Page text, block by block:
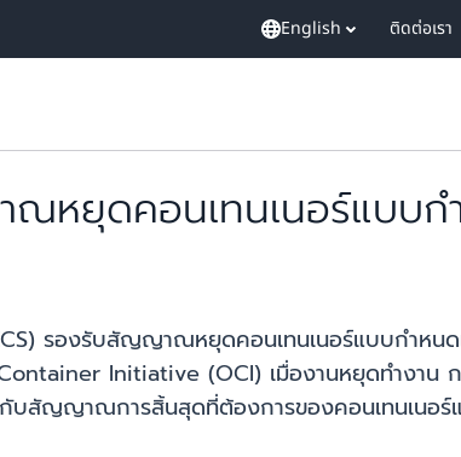
English ติดต่อเรา
หยุดคอนเทนเนอร์แบบก
รองรับสัญญาณหยุดคอนเทนเนอร์แบบกำหน
Initiative (OCI) เมื่องานหยุดทำงาน
สัญญาณการสิ้นสุดที่ต้องการของคอนเทนเนอร์แ